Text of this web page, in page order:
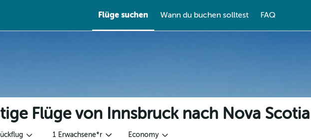
Flüge suchen Wann du buchen solltest FAQ
Flüge von Innsbruck nach Nova
1 Erwachsene*r Economy